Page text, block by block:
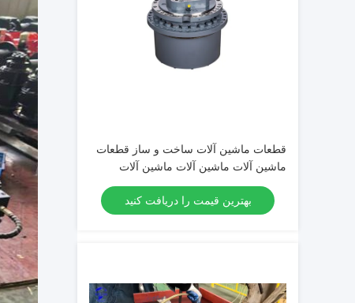
قطعات ماشین آلات ساخت و ساز قطعات
ماشین آلات ماشین آلات ماشین آلات
بهترین قیمت را دریافت کنید